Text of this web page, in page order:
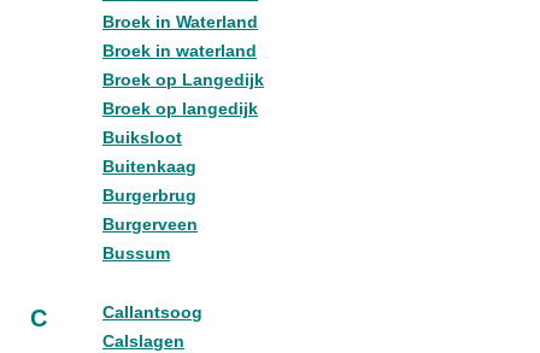
Broek in Waterland
Broek in waterland
Broek op Langedijk
Broek op langedijk
Buiksloot
Buitenkaag
Burgerbrug
Burgerveen
Bussum
C
Callantsoog
Calslagen